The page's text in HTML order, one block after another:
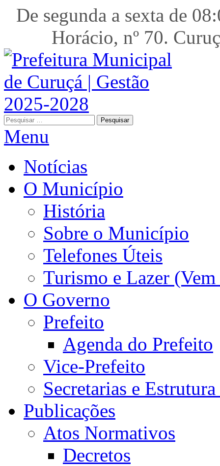
De segunda a sexta
Horácio, nº 70.
Pesquisar
por:
Menu
Notícias
O Município
História
Sobre o Município
Telefones Úteis
Turismo e Lazer
O Governo
Prefeito
Agenda do Prefeito
Vice-Prefeito
Secretarias e
Publicações
Atos Normativos
Decretos